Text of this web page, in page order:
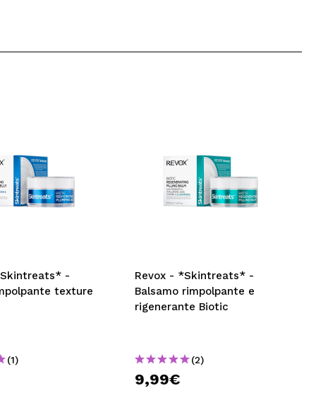
-
texture
(1)
Revox - *Skintreats* -
Balsamo rimpolpante e
rigenerante Biotic
(2)
9,99€